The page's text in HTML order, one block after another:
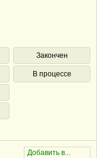
Закончен
В процессе